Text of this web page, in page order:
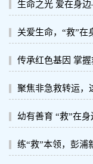
传承红色基因 掌